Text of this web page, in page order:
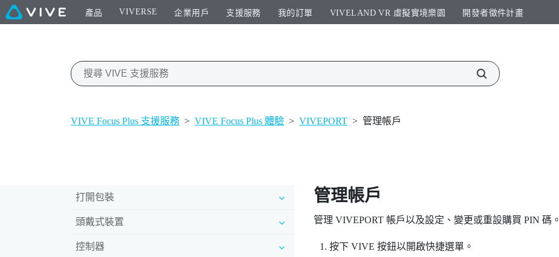
產品 VIVERSE 企業用戶 支援服務 我的訂單 VIVELAND VR 虛擬實境樂園​ 開發者徵件計畫​
VIVE Focus Plus 支援服務 > VIVE Focus Plus 體驗 > VIVEPORT > 管理帳戶
打開包裝
頭戴式裝置
控制器
管理帳戶
管理 VIVEPORT帳戶以及設定、變更或重設購買 PIN 碼。
按下 VIVE 按鈕以開啟快捷選單。